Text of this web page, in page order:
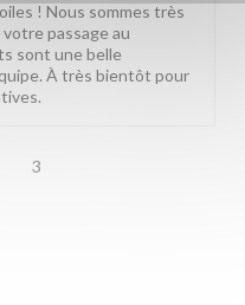
! Nous sommes très
passage au
sont une belle
À très bientôt pour
3